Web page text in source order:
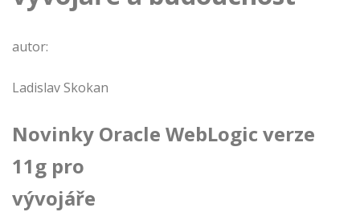
autor:
Ladislav Skokan
Novinky Oracle WebLogic verze
11g pro
vývojáře